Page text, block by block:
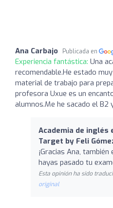
Ana Carbajo Publicada en
Experiencia fantástica: Una
recomendable.He estado
material de trabajo para
profesora Uxue es un
alumnos.Me he sacado el
Academia de inglés
Target by Feli
¡Gracias Ana,
hayas pasado tu
Esta opinión ha sido
original